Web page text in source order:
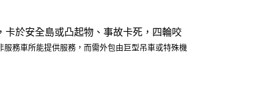
於安全島或凸起物、事故卡死，四輪咬
服務車所能提供服務，而需外包由巨型吊車或特殊機